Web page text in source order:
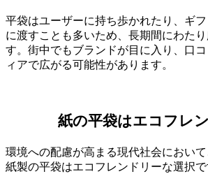
平袋はユーザーに持ち歩かれたり、ギ
に渡すことも多いため、長期間にわた
す。街中でもブランドが目に入り、口
ィアで広がる可能性があります。
紙の平袋はエコフレ
環境への配慮が高まる現代社会におい
紙製の平袋はエコフレンドリーな選択